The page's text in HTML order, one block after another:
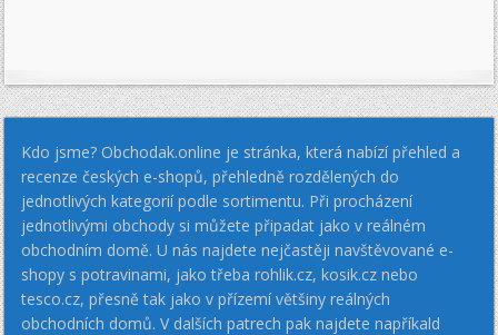
Kdo jsme? Obchodak.online je stránka, která nabízí přehled a
recenze českých e-shopů, přehledně rozdělených do
jednotlivých kategorií podle sortimentu. Při procházení
jednotlivými obchody si můžete připadat jako v reálném
obchodním domě. U nás najdete nejčastěji navštěvované e-
shopy s potravinami, jako třeba rohlik.cz, kosik.cz nebo
tesco.cz, přesně tak jako v přízemí většiny reálných
obchodních domů. V dalších patrech pak najdete napříkald